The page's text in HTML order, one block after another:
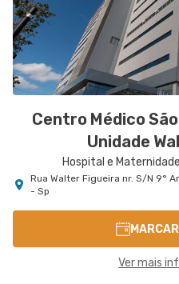
Centro Médico
Unidade
Hospital e
Rua Walter Figueira nr. S/N 9°
- Sp
Ver mais